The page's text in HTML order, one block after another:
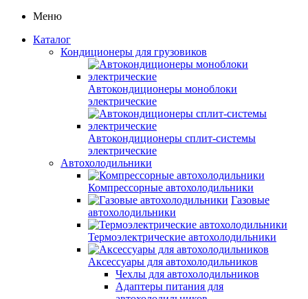
Меню
Каталог
Кондиционеры для грузовиков
Автокондиционеры моноблоки
электрические
Автокондиционеры сплит-системы
электрические
Автохолодильники
Компрессорные автохолодильники
Газовые
автохолодильники
Термоэлектрические автохолодильники
Аксессуары для автохолодильников
Чехлы для автохолодильников
Адаптеры питания для